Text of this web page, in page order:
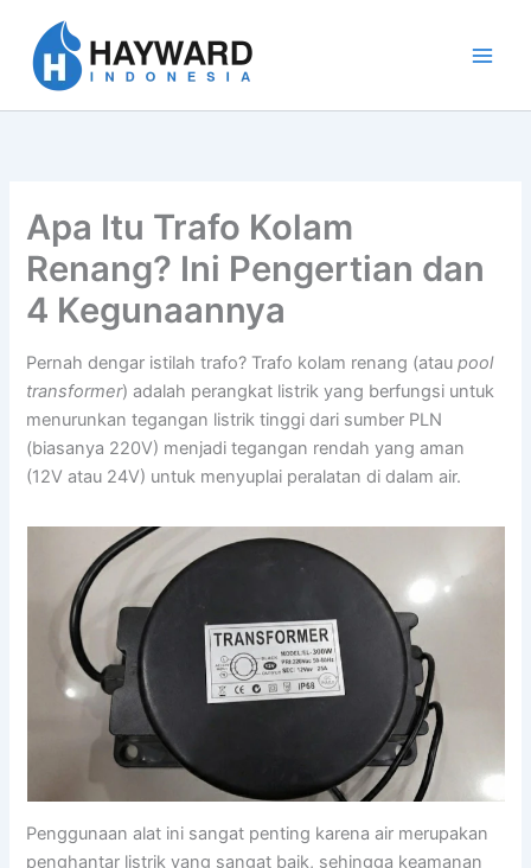
konten
Apa Itu Trafo Kolam
Renang? Ini Pengertian dan
4 Kegunaannya
Pernah dengar istilah trafo? Trafo kolam renang (ataupool
transformer) adalah perangkat listrik yang berfungsi untuk
menurunkan tegangan listrik tinggi dari sumber PLN
(biasanya 220V) menjadi tegangan rendah yang aman
(12V atau 24V) untuk menyuplai peralatan di dalam air.
Penggunaan alat ini sangat penting karena air merupakan
penghantar listrik yang sangat baik, sehingga keamanan